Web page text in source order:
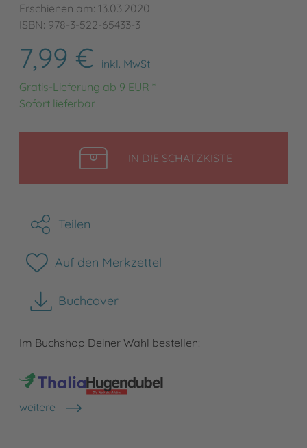
Erschienen am: 13.03.2020
ISBN: 978-3-522-65433-3
7,99 €
inkl. MwSt
Gratis-Lieferung ab 9 EUR *
Sofort lieferbar
IN DIE SCHATZKISTELEGEN
Teilen
Auf den Merkzettel
Buchcover
herunterladen
Im Buchshop Deiner Wahl bestellen:
weitere
Shops anzeigen